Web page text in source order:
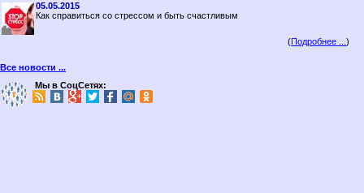
05.05.2015
Как справиться со стрессом и быть счастливым
(Подробнее ...)
Все новости ...
Мы в СоцСетях: